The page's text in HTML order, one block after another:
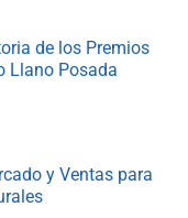
de los Premios
Llano Posada
y Ventas para